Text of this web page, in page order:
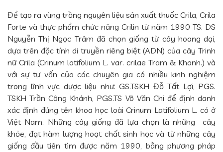
Để tạo ra vùng trồng nguyên liệu sản xuất thuốc Crila, Crila
Forte và thực phẩm chức năng Crilin từ năm 1990 TS. DS
Nguyễn Thị Ngọc Trâm đã chọn giống từ cây hoang dại,
dựa trên đặc tính di truyền riêng biệt (ADN) của cây Trinh
nữ Crila (Crinum latifolium L. var. crilae Tram & Khanh.) và
với sự tư vấn của các chuyên gia có nhiều kinh nghiệm
trong lĩnh vực dược liệu như: GS.TSKH Đỗ Tất Lợi, PGS.
TSKH Trần Công Khánh, PGS.TS Võ Văn Chi để định danh
xác định đúng tên khoa học loài Crinum Latifolium L. có ở
Việt Nam. Những cây giống đã lựa chọn là những cây
khỏe, đạt hàm lượng hoạt chất sinh học và từ những cây
giống đầu tiên tìm được năm 1990, bằng phương pháp